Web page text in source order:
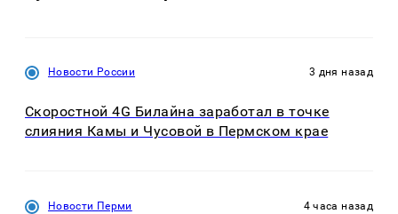
Новости России 3 дня назад
Скоростной 4G Билайна заработал в точке
слияния Камы и Чусовой в Пермском крае
Новости Перми 4 часа назад